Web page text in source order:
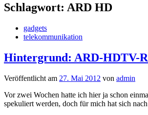
Schlagwort: ARD HD
gadgets
telekommunikation
Hintergrund: ARD-HDTV-
Veröffentlicht am 27. Mai 2012 von admin
Vor zwei Wochen hatte ich hier ja schon
spekuliert werden, doch für mich hat sich